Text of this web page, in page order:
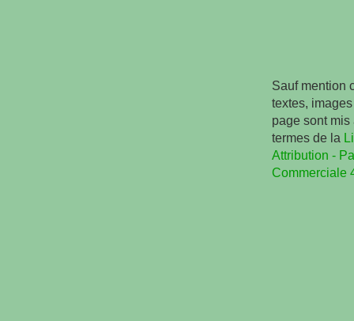
Sauf mention
textes,
page sont
termes de la
Attribution -
Commerciale